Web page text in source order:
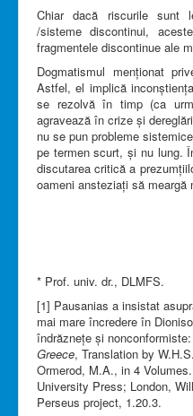
Chiar dacă riscurile sunt
/sisteme discontinui,
fragmentele discontinue ale
Dogmatismul menționat
Astfel, el implică
se rezolvă în timp (ca
agravează în crize și
nu se pun probleme
pe termen scurt, și nu lung.
discutarea critică a
oameni ansteziați să
* Prof. univ. dr., DLMFS.
[1] Pausanias a insistat
mai mare încredere în
îndrăznețe și
Greece, Translation by
Ormerod, M.A., in 4
University Press; London,
Perseus project, 1.20.3.